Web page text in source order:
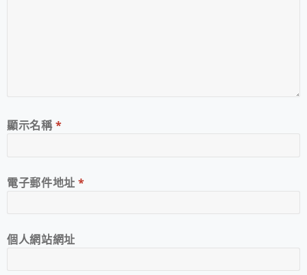
顯示名稱*
電子郵件地址*
個人網站網址